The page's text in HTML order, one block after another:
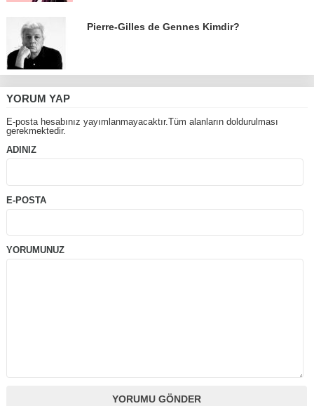
Pierre-Gilles de Gennes Kimdir?
YORUM YAP
E-posta hesabınız yayımlanmayacaktır.Tüm alanların doldurulması
gerekmektedir.
ADINIZ
E-POSTA
YORUMUNUZ